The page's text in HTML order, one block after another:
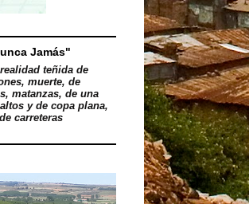
Jamás"
teñida de
muerte, de
matanzas, de una
y de copa plana,
carreteras